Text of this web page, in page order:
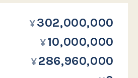
302,000,000
10,000,000
286,960,000